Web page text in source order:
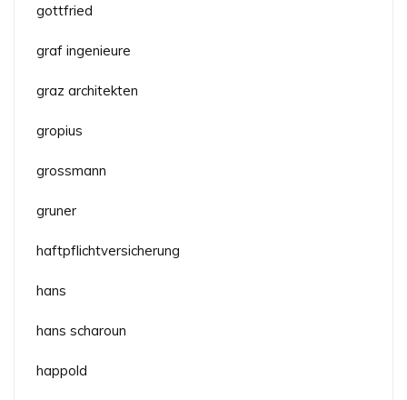
gottfried
graf ingenieure
graz architekten
gropius
grossmann
gruner
haftpflichtversicherung
hans
hans scharoun
happold